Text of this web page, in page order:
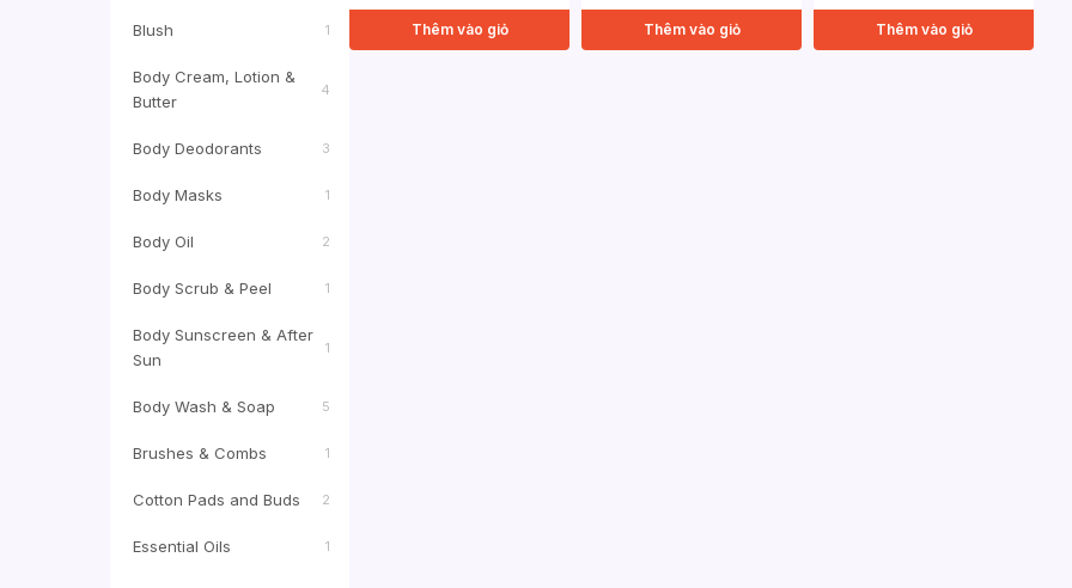
Blush 1
Body Cream, Lotion &
Butter
4
Body Deodorants 3
Body Masks 1
Body Oil 2
Body Scrub & Peel 1
Body Sunscreen & After
Sun
1
Body Wash & Soap 5
Brushes & Combs 1
Cotton Pads and Buds 2
Essential Oils 1
Thêm vào giỏ Thêm vào giỏ Thêm vào giỏ